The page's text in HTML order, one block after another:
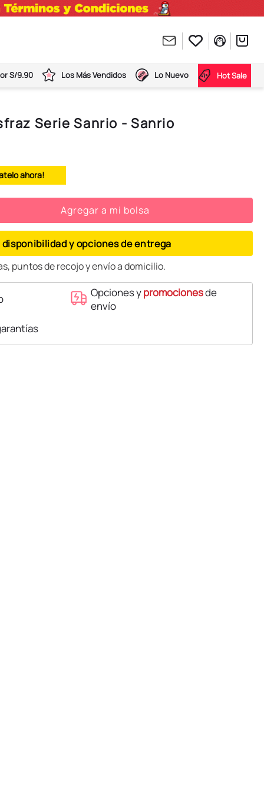
S/9.90 Los Más Vendidos Lo Nuevo Hot Sale
Serie Sanrio - Sanrio
ahora!
Agregar a mi bolsa
disponibilidad y opciones de entrega
puntos de recojo y envío a domicilio.
Opciones ypromocionesde
envío